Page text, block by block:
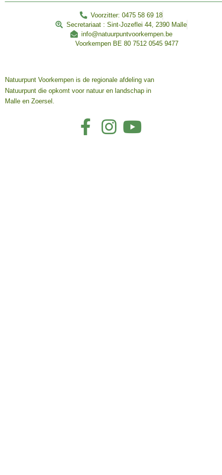
Voorzitter: 0475 58 69 18
Secretariaat : Sint-Jozeflei 44, 2390 Malle
info@natuurpuntvoorkempen.be
Voorkempen BE 80 7512 0545 9477
Natuurpunt Voorkempen is de regionale afdeling van
Natuurpunt die opkomt voor natuur en landschap in
Malle en Zoersel.